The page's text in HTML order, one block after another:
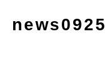
news0925